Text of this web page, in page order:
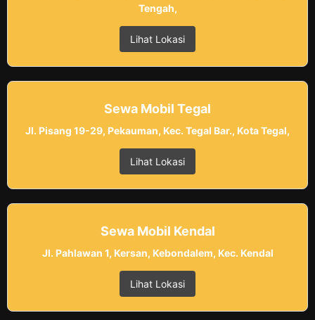
Tengah,
Lihat Lokasi
Sewa Mobil Tegal
Jl. Pisang 19-29, Pekauman, Kec. Tegal Bar., Kota Tegal,
Lihat Lokasi
Sewa Mobil Kendal
Jl. Pahlawan 1, Kersan, Kebondalem, Kec. Kendal
Lihat Lokasi